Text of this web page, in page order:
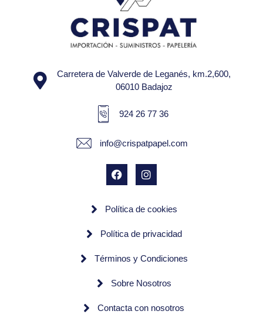
Carretera de Valverde de Leganés, km.2,600,
06010 Badajoz
924 26 77 36
info@crispatpapel.com
Política de cookies
Política de privacidad
Términos y Condiciones
Sobre Nosotros
Contacta con nosotros